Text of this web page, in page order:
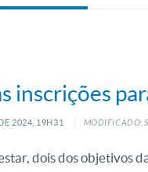
inscrições
2024, 19H31 MODIFICADO:
dois dos objetivos